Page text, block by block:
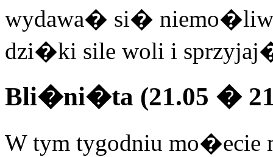
wydawa� si�
dzi�ki sile woli i
Bli�ni�ta (21.05 �
W tym tygodniu